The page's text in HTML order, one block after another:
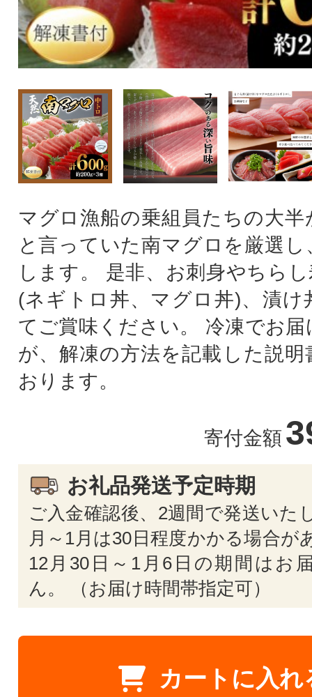
マグロ漁船の乗組員たちの大
と言っていた南マグロを厳選
します。 是非、お刺身やちら
(ネギトロ丼、マグロ丼)、漬け
てご賞味ください。 冷凍でお
が、解凍の方法を記載した説明
おります。
寄付金額
お礼品発送予定時期
ご入金確認後、2週間で発送いた
月～1月は30日程度かかる場合
12月30日～1月6日の期間はお
ん。 （お届け時間帯指定可）
カートに入れ